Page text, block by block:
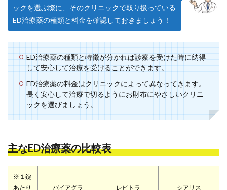
ックを選ぶ際に、そのクリニックで取り扱っている
ED治療薬の種類と料金を確認しておきましょう！
ED治療薬の種類と特徴が分かれば診察を受けた時に納得
して安心して治療を受けることができます。
ED治療薬の料金はクリニックによって異なってきます。
長く安心して治療で切るようにお財布にやさしいクリニ
ックを選びましょう。
主なED治療薬の比較表
※１錠
あたり
バイアグラ レビトラ シアリス